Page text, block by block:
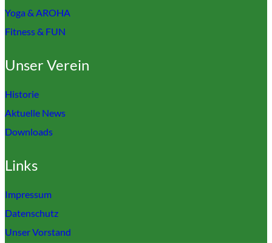
Yoga & AROHA
Fitness & FUN
Unser Verein
Historie
Aktuelle News
Downloads
Links
Impressum
Datenschutz
Unser Vorstand